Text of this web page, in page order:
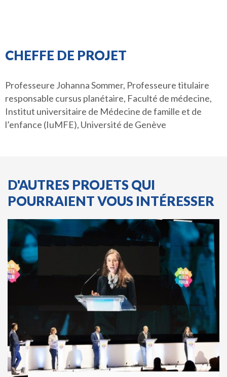
CHEFFE DE PROJET
Professeure Johanna Sommer, Professeure titulaire
responsable cursus planétaire, Faculté de médecine,
Institut universitaire de Médecine de famille et de
l’enfance (IuMFE), Université de Genève
D'AUTRES PROJETS QUI
POURRAIENT VOUS INTÉRESSER